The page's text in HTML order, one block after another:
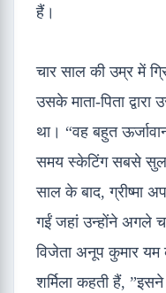
हैं।
चार साल की उम्र में
उसके माता-पिता
था। “वह बहुत
समय स्केटिंग सबसे
साल के बाद, ग्रीष्मा
गईं जहां उन्होंने अगले
विजेता अनूप कुमार यम
शर्मिला कहती हैं,